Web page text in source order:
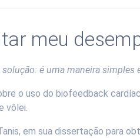
meu
é uma maneira simples
o uso do biofeedback
vôlei.
em sua dissertação para